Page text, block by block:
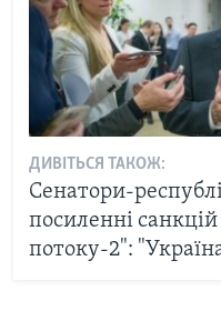
ДИВІТЬСЯ ТАКОЖ:
Сенатори-
посиленні
потоку-2":